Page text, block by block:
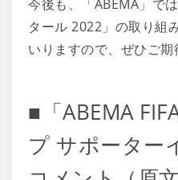
今後も、「ABEMA」で
タール 2022」の取り組
いりますので、ぜひご期
■「ABEMA
プ サポーター